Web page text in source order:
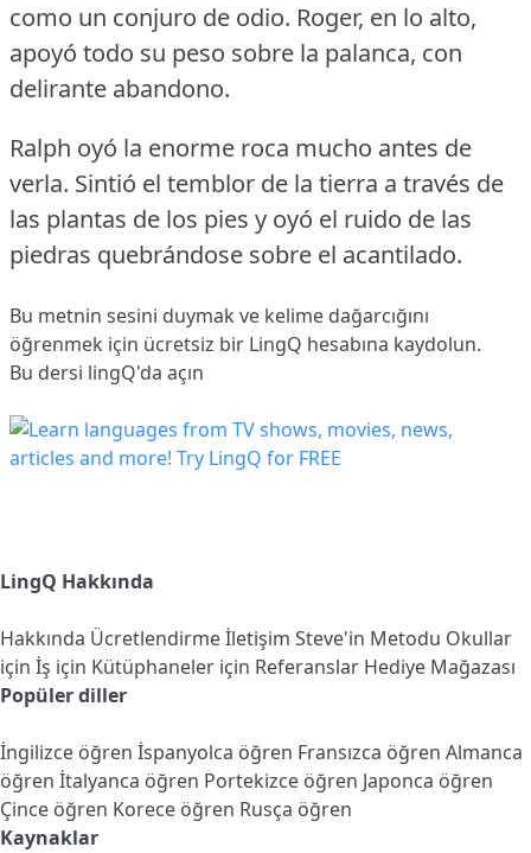
como un conjuro de odio. Roger, en lo alto,
apoyó todo su peso sobre la palanca, con
delirante abandono.
Ralph oyó la enorme roca mucho antes de
verla. Sintió el temblor de la tierra a través de
las plantas de los pies y oyó el ruido de las
piedras quebrándose sobre el acantilado.
Bu metnin sesini duymak ve kelime dağarcığını
öğrenmek için ücretsiz bir LingQ hesabına kaydolun.
Bu dersi lingQ'da açın
LingQ Hakkında
Hakkında Ücretlendirmeİletişim Steve'in Metodu Okullar
için İş için Kütüphaneler için Referanslar Hediye Mağazası
Popüler diller
İngilizce öğren İspanyolca öğren Fransızca öğren Almanca
öğren İtalyanca öğren Portekizce öğren Japonca öğren
Çince öğren Korece öğren Rusça öğren
Kaynaklar